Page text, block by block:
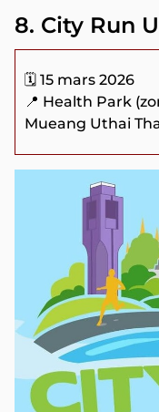
8. City Run
🗓️ 15 mars 2026
📍 Health Park
Mueang Uthai